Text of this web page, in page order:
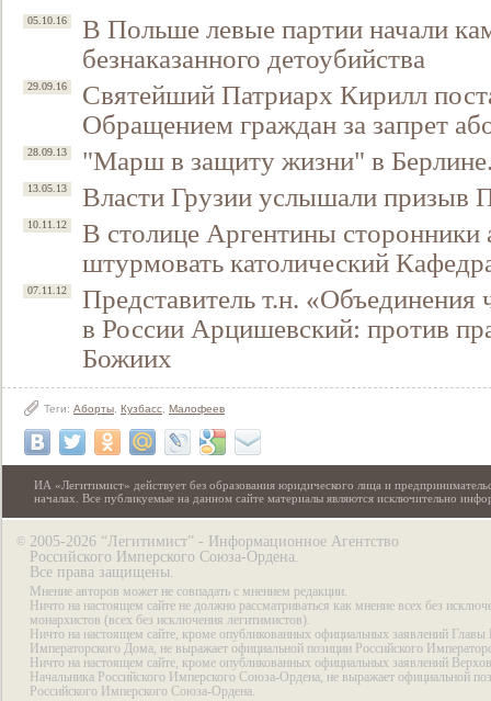
05.10.16
В Польше левые партии начали
безнаказанного детоубийства
29.09.16
Святейший Патриарх Кирилл
Обращением граждан за запрет
28.09.13 "Марш в защиту жизни" в
13.05.13 Власти Грузии услышали призыв
10.11.12
В столице Аргентины сторонники
штурмовать католический
07.11.12
Представитель т.н.
в России Арцишевский: против
Божиих
Теги: Аборты Кузбасс Малофеев
ИА «Легитимист» действует без образования юридического лица и
началах. Все публикуемые на данном сайте материалы являются исключительно
© 2005-2026 “Легитимист” - Информационное Агентство
Российского Имперского Союза-Ордена.
Все права защищены.
Мнение авторов может не совпадать с мнением редакции.
Ничто на настоящем сайте не должно рассматриваться как мнение всех без
монархистов (всех без исключения легитимистов).
Ничто на настоящем сайте, кроме опубликованных официальных заявлений Главы
Императорского Дома, не выражает официальной позиции Российского
Ничто на настоящем сайте, кроме опубликованных официальных заявлений
Начальника Российского Имперского Союза-Ордена, не выражает официальной
Российского Имперского Союза-Ордена.